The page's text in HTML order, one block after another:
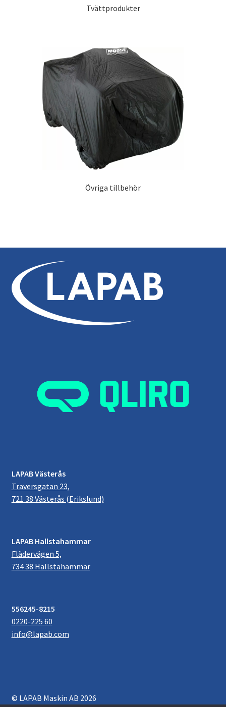
Tvättprodukter
Övriga tillbehör
LAPAB Västerås
Traversgatan 23,
721 38 Västerås (Erikslund)
LAPAB Hallstahammar
Flädervägen 5,
734 38 Hallstahammar
556245-8215
0220-225 60
info@lapab.com
© LAPAB Maskin AB 2026